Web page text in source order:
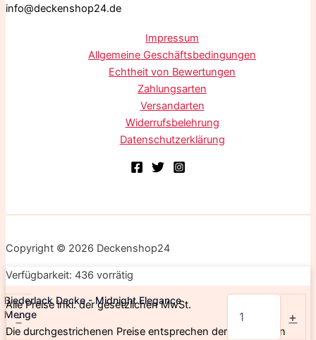
info@deckenshop24.de
Impressum
Allgemeine Geschäftsbedingungen
Echtheit von Bewertungen
Zahlungsarten
Versandarten
Widerrufsbelehrung
Datenschutzerklärung
Copyright © 2026 Deckenshop24
Alle Preise inkl. der gesetzlichen MwSt.
Die durchgestrichenen Preise entsprechen dem bisherigen
Verfügbarkeit: 436 vorrätig
-
Biederlack Decke - Midnight Elegance
Menge
+